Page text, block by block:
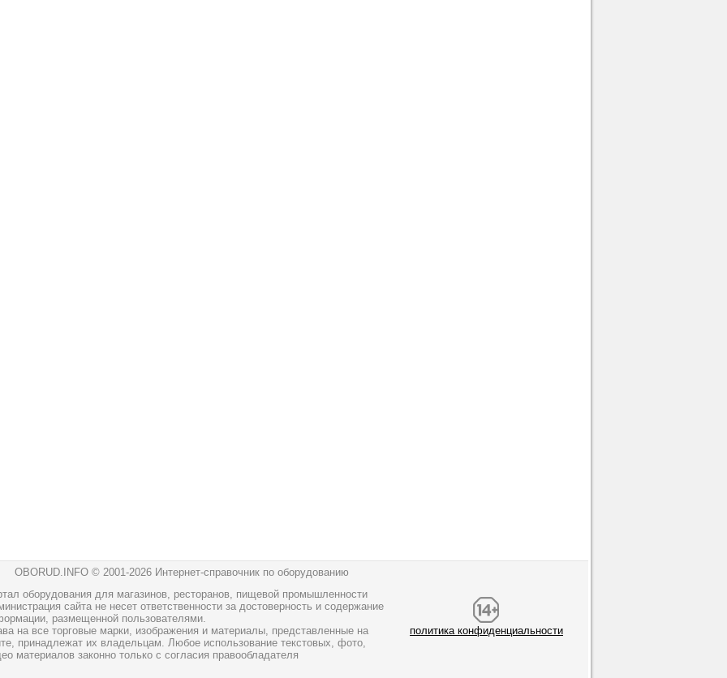
OBORUD.INFO © 2001-2026 Интернет-справочник по оборудованию
оборудования для магазинов, ресторанов, пищевой промышленности
сайта не несет ответственности за достоверность и содержание
размещенной пользователями.
на все торговые марки, изображения и материалы, представленные на
принадлежат их владельцам. Любое использование текстовых, фото,
материалов законно только с согласия правообладателя
политика конфиденциальности